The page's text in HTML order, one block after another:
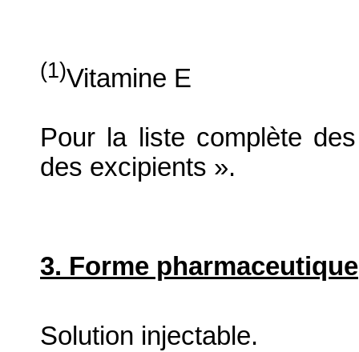
(1)Vitamine E
Pour la liste complète
des excipients ».
3. Forme pharmaceutique
Solution injectable.